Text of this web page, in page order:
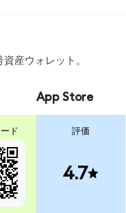
産ウォレット。
ド
App Store
評価
4.7